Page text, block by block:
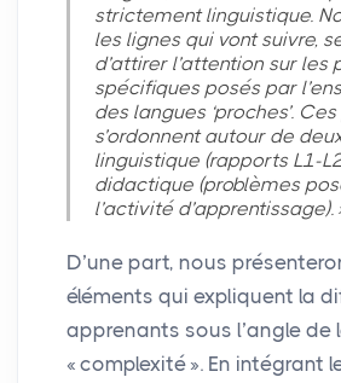
strictement linguistique.
les lignes qui vont suivre,
d’attirer l’attention sur les
spécifiques posés par
des langues ‘proches’.
s’ordonnent autour de
linguistique (rapports L1-
didactique (problèmes
l’activité d’apprentissage).
D’une part, nous
éléments qui expliquent la
apprenants sous l’angle de
« complexité ». En intégrant